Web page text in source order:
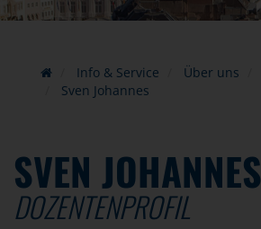
Info & Service Über uns
Sven Johannes
SVEN JOHANNES
DOZENTENPROFIL